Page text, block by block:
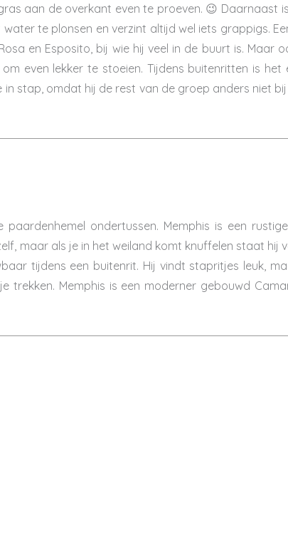
aan de overkant even te proeven. 😉 Daarnaast
te plonsen en verzint altijd wel iets grappigs.
en Esposito, bij wie hij veel in de buurt is. Maar
even lekker te stoeien. Tijdens buitenritten is het
stap, omdat hij de rest van de groep anders niet
paardenhemel ondertussen. Memphis is een
maar als je in het weiland komt knuffelen staat hij
tijdens een buitenrit. Hij vindt stapritjes leuk,
trekken. Memphis is een moderner gebouwd